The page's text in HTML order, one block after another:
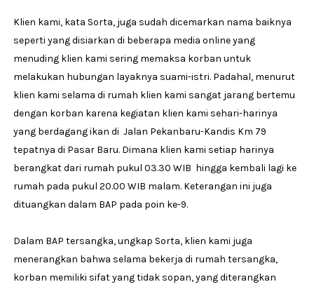
Klien kami, kata Sorta, juga sudah dicemarkan nama baiknya
seperti yang disiarkan di beberapa media online yang
menuding klien kami sering memaksa korban untuk
melakukan hubungan layaknya suami-istri. Padahal, menurut
klien kami selama di rumah klien kami sangat jarang bertemu
dengan korban karena kegiatan klien kami sehari-harinya
yang berdagang ikan di Jalan Pekanbaru-Kandis Km 79
tepatnya di Pasar Baru. Dimana klien kami setiap harinya
berangkat dari rumah pukul 03.30 WIB hingga kembali lagi ke
rumah pada pukul 20.00 WIB malam. Keterangan ini juga
dituangkan dalam BAP pada poin ke-9.
Dalam BAP tersangka, ungkap Sorta, klien kami juga
menerangkan bahwa selama bekerja di rumah tersangka,
korban memiliki sifat yang tidak sopan, yang diterangkan